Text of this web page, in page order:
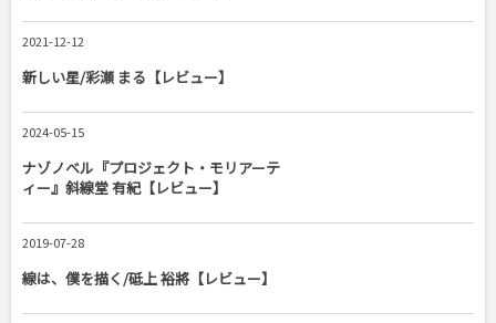
2021-12-12
新しい星/彩瀬 まる【レビュー】
2024-05-15
ナゾノベル『プロジェクト・モリアーテ
ィー』斜線堂 有紀【レビュー】
2019-07-28
線は、僕を描く/砥上 裕將【レビュー】